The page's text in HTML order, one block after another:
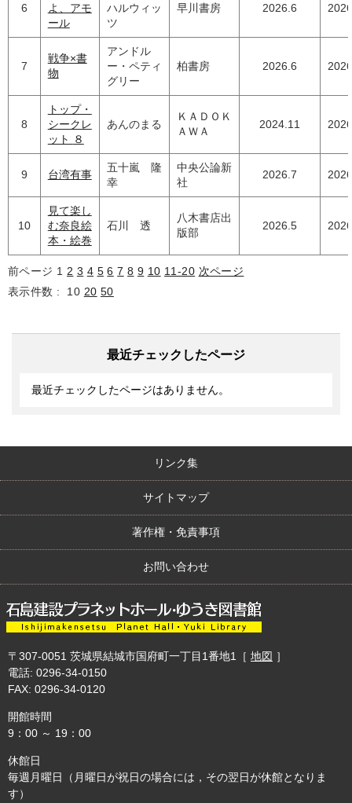
6
よ、アモ
ール
ハルウィッ
ツ
早川書房 2026.6
7
戦争×書
物
アンドル
ー・ペティ
グリー
柏書房 2026.6
8
トップ・
シークレ
ット ８
あんのまる
ＫＡＤＯＫ
ＡＷＡ
2024.11
9 台湾有事
五十嵐 隆
幸
中央公論新
社
2026.7
10
見て楽し
む奈良絵
本・絵巻
石川 透
八木書店出
版部
2026.5
前ページ 1 2 3 4 5 6 7 8 9 10 11-20 次ページ
10 20 50
最近チェックしたページ
最近チェックしたページはありません。
リンク集
サイトマップ
著作権・免責事項
お問い合わせ
〒307-0051 茨城県結城市国府町一丁目1番地1 ［ 地図 ］
電話: 0296-34-0150
FAX: 0296-34-0120
開館時間
9：00 ～ 19：00
休館日
毎週月曜日（月曜日が祝日の場合には，その翌日が休館となりま
す）